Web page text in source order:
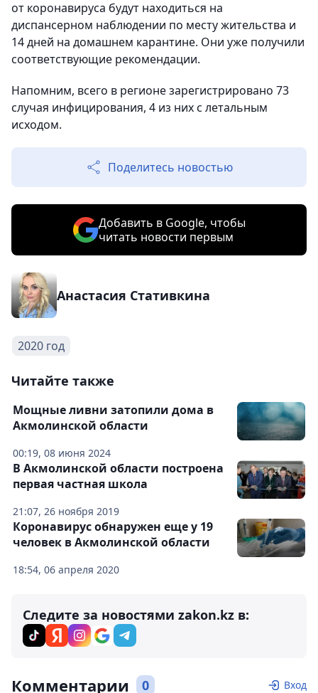
от коронавируса будут находиться на
диспансерном наблюдении по месту жительства и
14 дней на домашнем карантине. Они уже получили
соответствующие рекомендации.
Напомним, всего в регионе зарегистрировано 73
случая инфицирования, 4 из них с летальным
исходом.
Поделитесь новостью
Добавить в Google, чтобы
читать новости первым
Анастасия Стативкина
2020 год
Читайте также
00:19, 08 июня 2024
Мощные ливни затопили дома в
Акмолинской области
21:07, 26 ноября 2019
В Акмолинской области построена
первая частная школа
18:54, 06 апреля 2020
Коронавирус обнаружен еще у 19
человек в Акмолинской области
Следите за новостями zakon.kz в:
Комментарии 0 Вход